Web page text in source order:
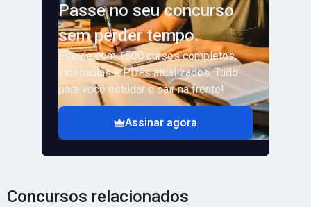
Passe no seu concurso
sem perder tempo.
Estude com +500 cursos completos,
videoaulas e PDFs atualizados. Tudo
para você estudar e sair na frente!
Assinar agora
Concursos relacionados